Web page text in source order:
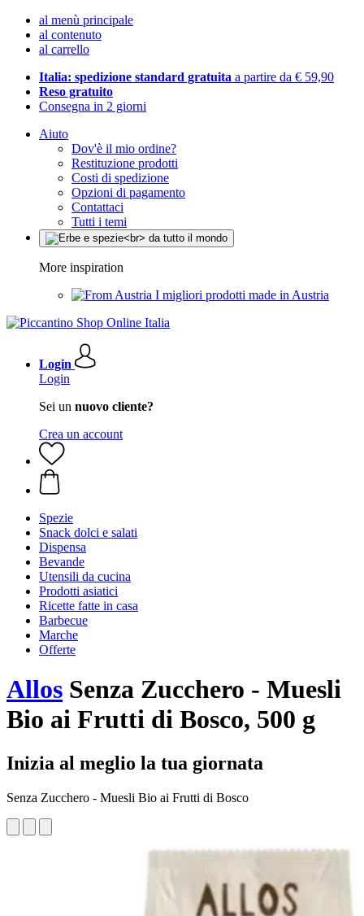
al menù principale
al contenuto
al carrello
Italia: spedizione standard gratuita a partire da € 59,90
Reso gratuito
Consegna in 2 giorni
Aiuto
Dov'è il mio ordine?
Restituzione prodotti
Costi di spedizione
Opzioni di pagamento
Contattaci
Tutti i temi
More inspiration
I migliori prodotti made in Austria
Login
Login
Sei un nuovo cliente?
Crea un account
Spezie
Snack dolci e salati
Dispensa
Bevande
Utensili da cucina
Prodotti asiatici
Ricette fatte in casa
Barbecue
Marche
Offerte
Allos Senza Zucchero - Muesli
Bio ai Frutti di Bosco, 500 g
Inizia al meglio la tua giornata
Senza Zucchero - Muesli Bio ai Frutti di Bosco